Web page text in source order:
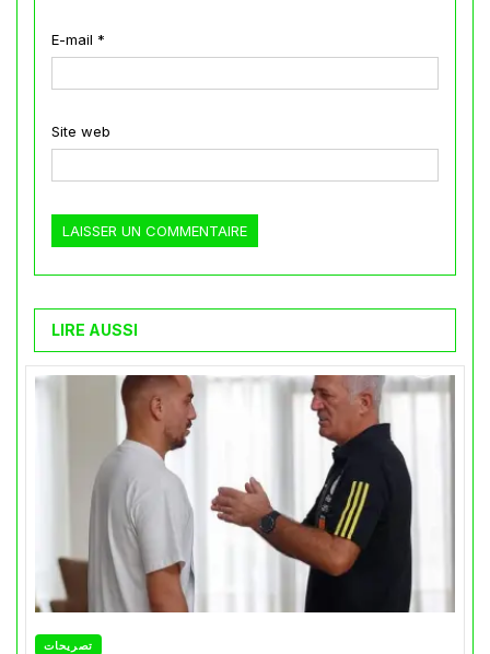
E-mail *
Site web
LIRE AUSSI
تصريحات